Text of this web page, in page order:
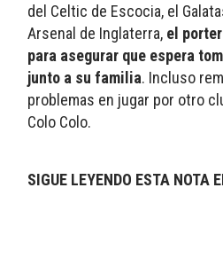
del Celtic de Escocia, el
Arsenal de Inglaterra, el
para asegurar que espera
junto a su familia. Incluso
problemas en jugar por otro
Colo Colo.
SIGUE LEYENDO ESTA NOTA